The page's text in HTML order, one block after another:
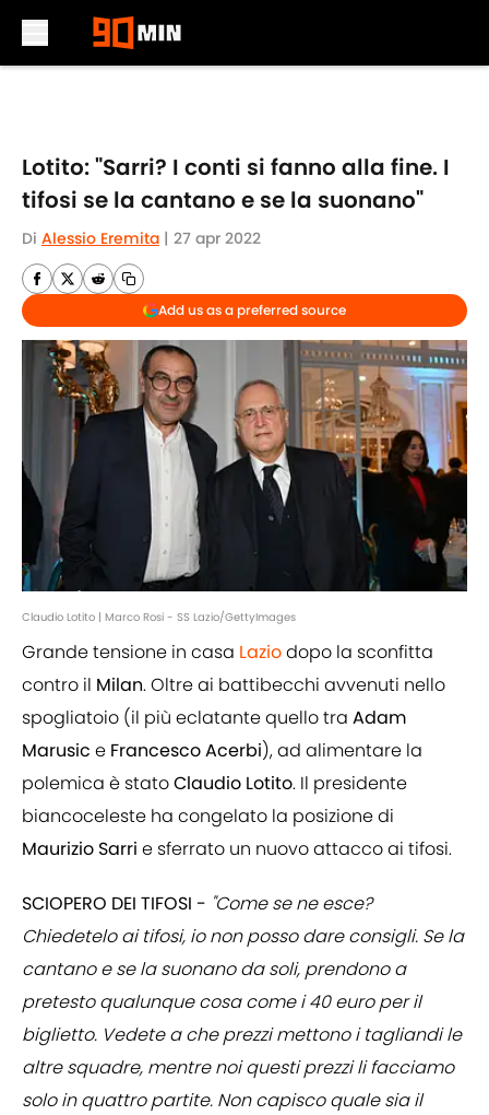
Lotito: "Sarri? I conti si fanno alla fine. I
tifosi se la cantano e se la suonano"
Di Alessio Eremita | 27 apr 2022
Add us as a preferred source
Claudio Lotito | Marco Rosi - SS Lazio/GettyImages
Grande tensione in casa Laziodopo la sconfitta
contro il Milan. Oltre ai battibecchi avvenuti nello
spogliatoio (il più eclatante quello tra Adam
Marusic e FrancescoAcerbi), ad alimentare la
polemica è statoClaudio Lotito. Il presidente
biancoceleste ha congelato la posizione di
Maurizio Sarri e sferrato un nuovo attacco ai tifosi.
SCIOPERO DEI TIFOSI - "Come se ne esce?
Chiedetelo ai tifosi, io non posso dare consigli. Se la
cantano e se la suonano da soli, prendono a
pretesto qualunque cosa come i 40 euro per il
biglietto. Vedete a che prezzi mettono i tagliandi le
altre squadre, mentre noi questi prezzi li facciamo
solo in quattro partite. Non capisco quale sia il